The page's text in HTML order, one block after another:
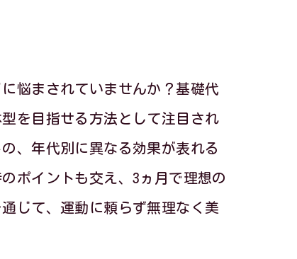
悩まされていませんか？基礎代
を目指せる方法として注目され
、年代別に異なる効果が表れる
ポイントも交え、3ヵ月で理想の
じて、運動に頼らず無理なく美